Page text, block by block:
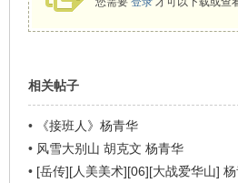
相关帖子
•
《接班人》杨青华
• 风雪大别山 胡克文 杨青华
• [岳传][人美美术][06][大战爱华山]